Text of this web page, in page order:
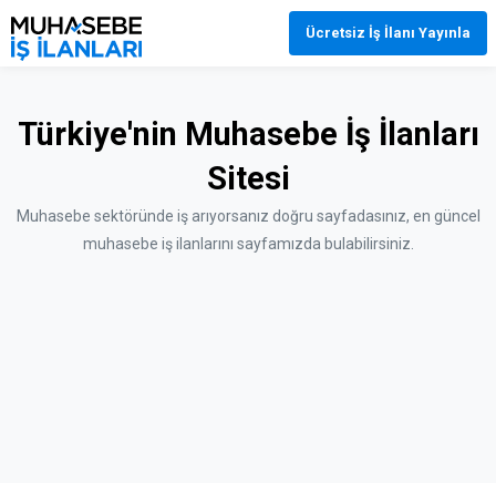
Ücretsiz İş İlanı Yayınla
Türkiye'nin Muhasebe İş İlanları
Sitesi
Muhasebe sektöründe iş arıyorsanız doğru sayfadasınız, en güncel
muhasebe iş ilanlarını sayfamızda bulabilirsiniz.